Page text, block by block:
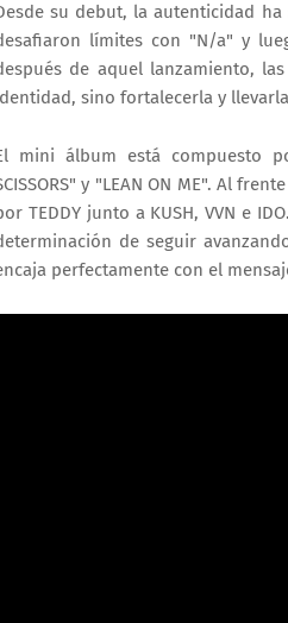
su debut, la autenticidad
límites con "N/a" y
de aquel lanzamiento,
sino fortalecerla y
mini álbum está compuesto por
y "LEAN ON ME". Al
TEDDY junto a KUSH, VVN e
de seguir
perfectamente con el